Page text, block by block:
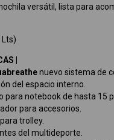
versátil, lista para
|
nuevo sistema de
del espacio interno.
para notebook de hasta 15
para accesorios.
trolley.
del multideporte.